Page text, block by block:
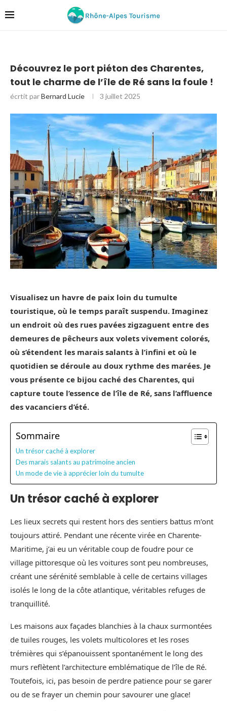
Découvrez le port piéton des Charentes,
tout le charme de l’île de Ré sans la foule !
écrtit parBernard Lucie 3 juillet 2025
Visualisez un havre de paix loin du tumulte
touristique, où le temps paraît suspendu. Imaginez
un endroit où des rues pavées zigzaguent entre des
demeures de pêcheurs aux volets vivement colorés,
où s’étendent les marais salants à l’infini et où le
quotidien se déroule au doux rythme des marées. Je
vous présente ce bijou caché des Charentes, qui
capture toute l’essence de l’île de Ré, sans l’affluence
des vacanciers d’été.
Sommaire
Un trésor caché à explorer
Des marais salants au patrimoine ancien
Un mode de vie à apprécier loin du tumulte
Un trésor caché à explorer
Les lieux secrets qui restent hors des sentiers battus m’ont
toujours attiré. Pendant une récente virée en Charente-
Maritime, j’ai eu un véritable coup de foudre pour ce
village pittoresque où les voitures sont peu nombreuses,
créant une sérénité semblable à celle de certains villages
isolés le long de la côte atlantique, véritables refuges de
tranquillité.
Les maisons aux façades blanchies à la chaux surmontées
de tuiles rouges, les volets multicolores et les roses
trémières qui s’épanouissent spontanément le long des
murs reflètent l’architecture emblématique de l’île de Ré.
Toutefois, ici, pas besoin de perdre patience pour se garer
ou de se frayer un chemin pour savourer une glace!